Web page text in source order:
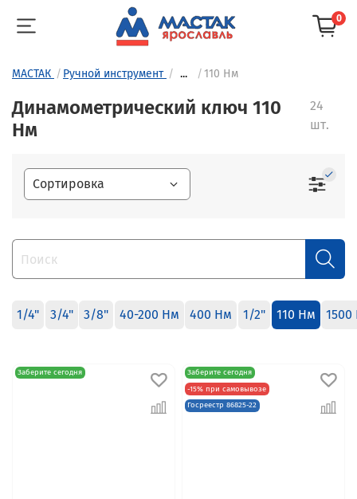
0
МАСТАК Ручной инструмент ... 110 Нм
Динамометрический ключ 110
Нм
24
шт.
1/4" 3/4" 3/8" 40-200 Нм 400 Нм 1/2" 110 Нм
Заберите сегодня
Заберите сегодня
-15% при самовывозе
Госреестр 86825-22